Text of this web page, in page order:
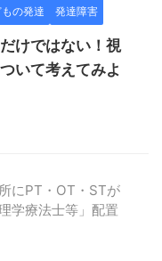
の発達 発達障害
けではない！視
いて考えてみよ
にPT・OT・STが
学療法士等」配置